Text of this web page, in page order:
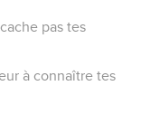
pas tes
à connaître tes